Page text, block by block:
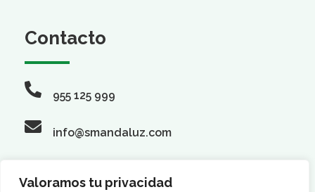
Valoramos tu privacidad
Contacto
955 125 999
info@smandaluz.com